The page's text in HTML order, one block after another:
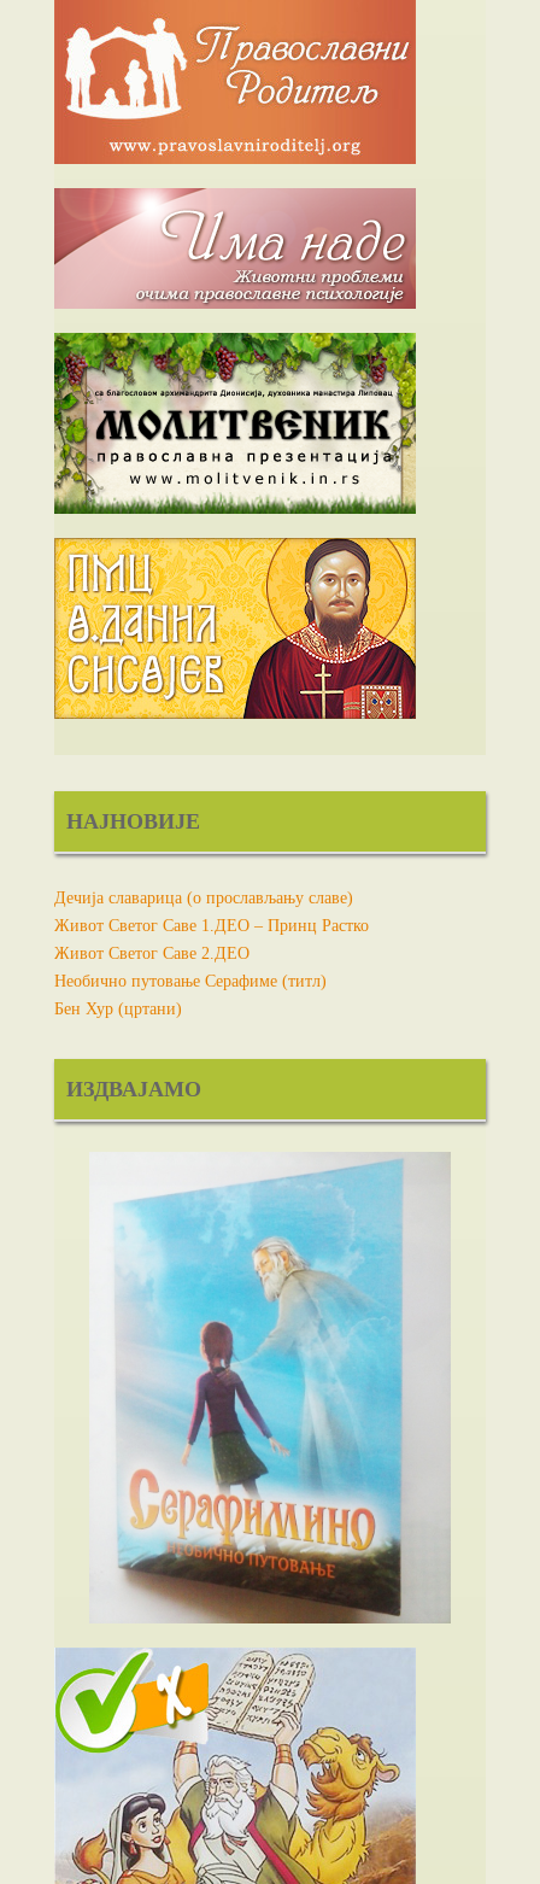
НАЈНОВИЈЕ
Дечија славарица (о прослављању славе)
Живот Светог Саве 1.ДЕО – Принц Растко
Живот Светог Саве 2.ДЕО
Необично путовање Серафиме (титл)
Бен Хур (цртани)
ИЗДВАЈАМО